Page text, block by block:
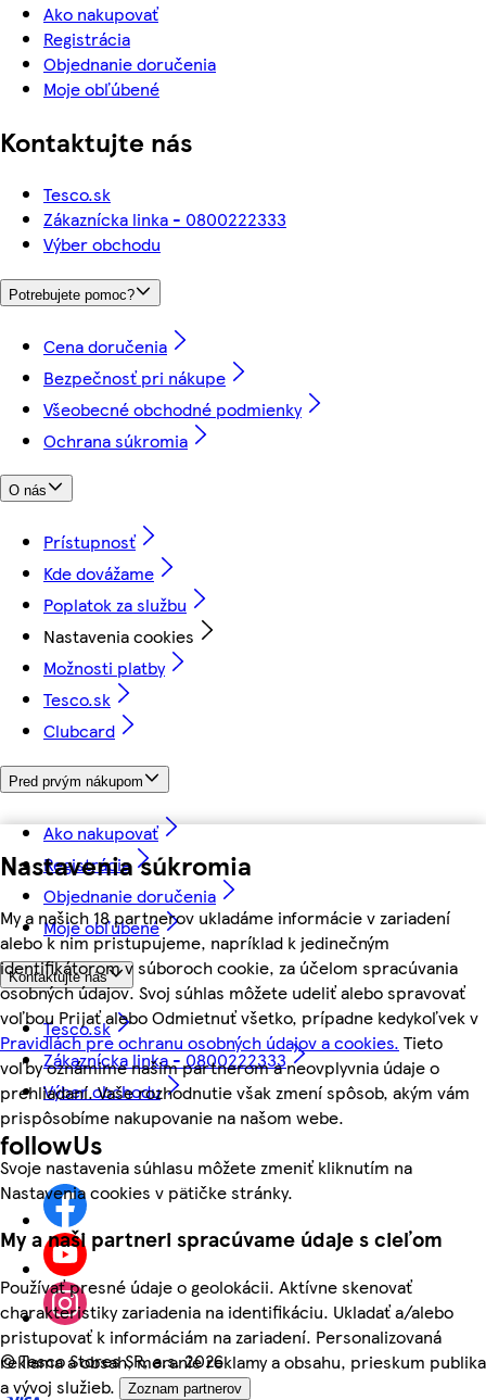
Nastavenia súkromia
My a našich 18 partnerov ukladáme informácie v zariadení
alebo k nim pristupujeme, napríklad k jedinečným
identifikátorom v súboroch cookie, za účelom spracúvania
osobných údajov. Svoj súhlas môžete udeliť alebo spravovať
voľbou Prijať alebo Odmietnuť všetko, prípadne kedykoľvek v
Pravidlách pre ochranu osobných údajov a cookies. Tieto
voľby oznámime našim partnerom a neovplyvnia údaje o
prehliadaní. Vaše rozhodnutie však zmení spôsob, akým vám
prispôsobíme nakupovanie na našom webe.
Svoje nastavenia súhlasu môžete zmeniť kliknutím na
Nastavenia cookies v pätičke stránky.
My a naši partneri spracúvame údaje s cieľom
Používať presné údaje o geolokácii. Aktívne skenovať
charakteristiky zariadenia na identifikáciu. Ukladať a/alebo
pristupovať k informáciám na zariadení. Personalizovaná
reklama a obsah, meranie reklamy a obsahu, prieskum publika
a vývoj služieb.
Zoznam partnerov
Ako nakupovať
Registrácia
Objednanie doručenia
Moje obľúbené
Kontaktujte nás
Tesco.sk
Zákaznícka linka - 0800222333
Výber obchodu
Potrebujete pomoc?
Cena doručenia
Bezpečnosť pri nákupe
Všeobecné obchodné podmienky
Ochrana súkromia
O nás
Prístupnosť
Kde dovážame
Poplatok za službu
Nastavenia cookies
Možnosti platby
Tesco.sk
Clubcard
Pred prvým nákupom
Ako nakupovať
Registrácia
Objednanie doručenia
Moje obľúbené
Kontaktujte nás
Tesco.sk
Zákaznícka linka - 0800222333
Výber obchodu
followUs
©Tesco Stores SR, a.s. 2026